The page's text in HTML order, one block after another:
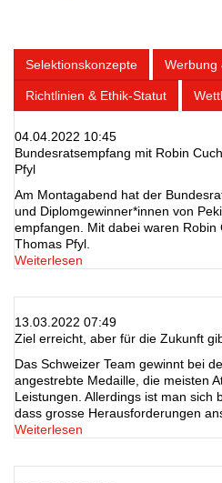
Selektionskonzepte Werbung
Richtlinien & Ethik-Statut
04.04.2022 10:45
Bundesratsempfang mit Robin
Pfyl
Am Montagabend hat der
und Diplomgewinner*innen von
empfangen. Mit dabei waren Robin
Thomas Pfyl.
Weiterlesen
13.03.2022 07:49
Ziel erreicht, aber für die Zukunft
Das Schweizer Team gewinnt bei
angestrebte Medaille, die meisten
Leistungen. Allerdings ist man sich
dass grosse Herausforderungen
Weiterlesen